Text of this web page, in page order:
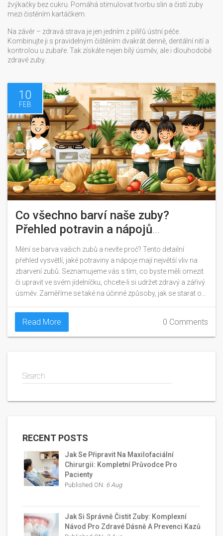
žvýkačky bez cukru. Pomáhá stimulovat tvorbu slin a čistí zuby
mezi čistěním kartáčkem.
Na závěr – zdravá strava je jen jedním z pilířů ústní péče.
Kombinujte ji s pravidelným čištěním dvakrát denně, dentální nití a
kontrolou u zubaře. Tak získáte nejen bílý úsměv, ale i dlouhodobě
zdravé zuby.
10
FEB
Co všechno barví naše zuby?
Přehled potravin a nápojů
ovlivňujících barvu zubů
Mění se barva vašich zubů a nevíte proč? Tento detailní
přehled vysvětlí, jaké potraviny a nápoje mají největší vliv na
zbarvení zubů. Seznamujeme vás s tím, co byste měli omezit
či upravit ve svém jídelníčku, chcete-li si udržet zdravý a zářivý
úsměv. Zaměříme se také na účinné způsoby, jak se starat o
ochranu.
Read More 0 Comments
Search
RECENT POSTS
Jak Se Připravit Na Maxilofaciální
Chirurgii: Kompletní Průvodce Pro
Pacienty
Published ON: 6 Aug
Jak Si Správně Čistit Zuby: Komplexní
Návod Pro Zdravé Dásně A Prevenci Kazů